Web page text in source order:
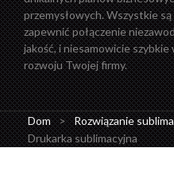
przemysłowych. Wszystkie
zapewnić połączenie
jakość, i niesamowicie
rozwoju Twojej firmy.
Dom > Rozwiązanie
Drukarka sublimacyjna